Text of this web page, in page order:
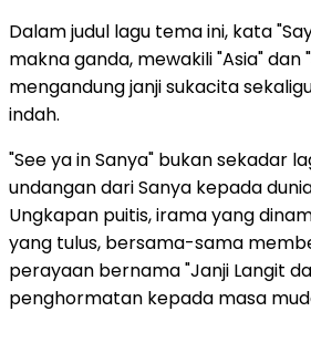
Dalam judul lagu tema ini, kata
makna ganda, mewakili "Asia" dan
mengandung janji sukacita
indah.
"See ya in Sanya" bukan sekadar
undangan dari Sanya kepada
Ungkapan puitis, irama yang
yang tulus, bersama-sama
perayaan bernama "Janji Langit
penghormatan kepada masa